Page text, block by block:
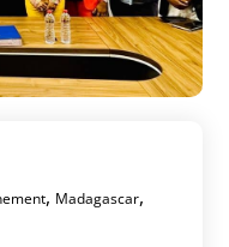
, Madagascar,